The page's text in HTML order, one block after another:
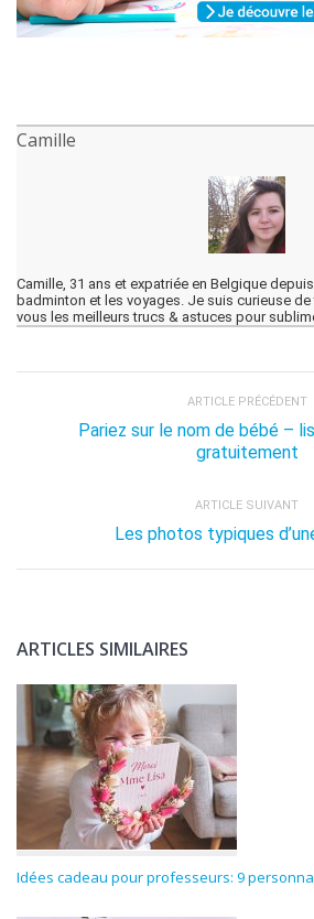
Camille
Camille, 31 ans et expatriée en Belgique
badminton et les voyages. Je suis curieuse
vous les meilleurs trucs & astuces pour
ARTICLE PRÉCÉDENT
Pariez sur le nom de bébé –
gratuitement
ARTICLE SUIVANT
Les photos typiques
ARTICLES SIMILAIRES
Idées cadeau pour professeurs: 9